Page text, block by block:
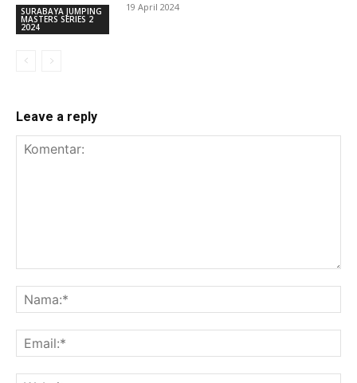
SURABAYA JUMPING
MASTERS SERIES 2
2024
19 April 2024
Leave a reply